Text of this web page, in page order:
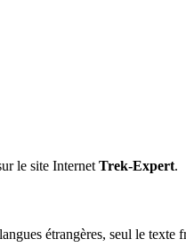
le site Internet Trek-Expert.
étrangères, seul le texte